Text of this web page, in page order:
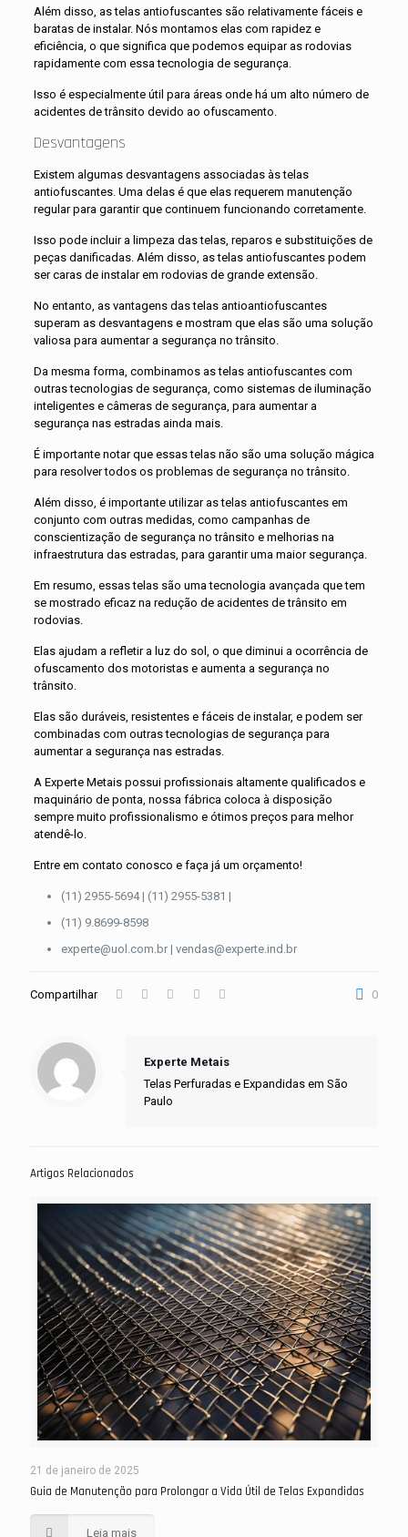
Além disso, as telas antiofuscantes são relativamente fáceis e
baratas de instalar. Nós montamos elas com rapidez e
eficiência, o que significa que podemos equipar as rodovias
rapidamente com essa tecnologia de segurança.
Isso é especialmente útil para áreas onde há um alto número de
acidentes de trânsito devido ao ofuscamento.
Desvantagens
Existem algumas desvantagens associadas às telas
antiofuscantes. Uma delas é que elas requerem manutenção
regular para garantir que continuem funcionando corretamente.
Isso pode incluir a limpeza das telas, reparos e substituições de
peças danificadas. Além disso, as telas antiofuscantes podem
ser caras de instalar em rodovias de grande extensão.
No entanto, as vantagens das telas antioantiofuscantes
superam as desvantagens e mostram que elas são uma solução
valiosa para aumentar a segurança no trânsito.
Da mesma forma, combinamos as telas antiofuscantes com
outras tecnologias de segurança, como sistemas de iluminação
inteligentes e câmeras de segurança, para aumentar a
segurança nas estradas ainda mais.
É importante notar que essas telas não são uma solução mágica
para resolver todos os problemas de segurança no trânsito.
Além disso, é importante utilizar as telas antiofuscantes em
conjunto com outras medidas, como campanhas de
conscientização de segurança no trânsito e melhorias na
infraestrutura das estradas, para garantir uma maior segurança.
Em resumo, essas telas são uma tecnologia avançada que tem
se mostrado eficaz na redução de acidentes de trânsito em
rodovias.
Elas ajudam a refletir a luz do sol, o que diminui a ocorrência de
ofuscamento dos motoristas e aumenta a segurança no
trânsito.
Elas são duráveis, resistentes e fáceis de instalar, e podem ser
combinadas com outras tecnologias de segurança para
aumentar a segurança nas estradas.
A Experte Metais possui profissionais altamente qualificados e
maquinário de ponta, nossa fábrica coloca à disposição
sempre muito profissionalismo e ótimos preços para melhor
atendê-lo.
Entre em contato conosco e faça já um orçamento!
(11) 2955-5694 | (11) 2955-5381 |
(11) 9.8699-8598
experte@uol.com.br | vendas@experte.ind.br
Compartilhar 0
Experte Metais
Telas Perfuradas e Expandidas em São
Paulo
Artigos Relacionados
21 de janeiro de 2025
Guia de Manutenção para Prolongar a Vida Útil de Telas Expandidas
Leia mais